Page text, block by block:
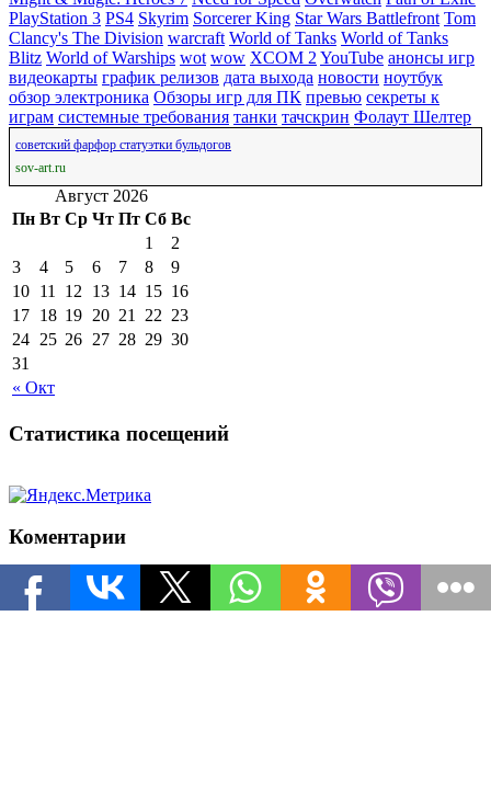
PlayStation 3 PS4 Skyrim Sorcerer King Star Wars Battlefront Tom
Clancy's The Division warcraft World of Tanks World of Tanks
Blitz World of Warships wot wow XCOM 2 YouTube анонсы игр
видеокарты график релизов дата выхода новости ноутбук
обзор электроника Обзоры игр для ПК превью секреты к
играм системные требования танки тачскрин Фолаут Шелтер
советский фарфор статуэтки бульдогов
sov-art.ru
Август 2026
Пн Вт Ср Чт Пт Сб Вс
« Окт
1
2
3
4 5 6 7 8
9
10 11 12 13 14 15 16
17 18 19 20 21 22 23
24 25 26 27 28 29 30
31
Статистика посещений
Коментарии
leXAк записиИнвайт коды для World of Tanks на ноябрь
arsenkaк записиИнвайт коды для World of Tanks на